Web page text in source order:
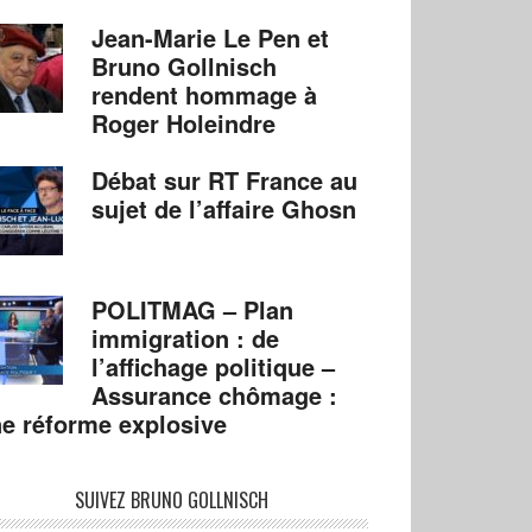
Jean-Marie Le Pen et
Bruno Gollnisch
rendent hommage à
Roger Holeindre
Débat sur RT France au
sujet de l’affaire Ghosn
POLITMAG – Plan
immigration : de
l’affichage politique –
Assurance chômage :
réforme explosive
SUIVEZ BRUNO GOLLNISCH